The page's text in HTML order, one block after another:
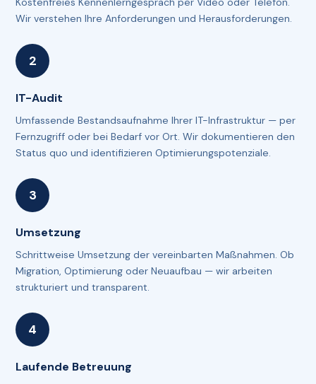
Wir verstehen Ihre Anforderungen und Herausforderungen.
IT-Audit
Umfassende Bestandsaufnahme Ihrer IT-Infrastruktur — per
Fernzugriff oder bei Bedarf vor Ort. Wir dokumentieren den
Status quo und identifizieren Optimierungspotenziale.
Umsetzung
Schrittweise Umsetzung der vereinbarten Maßnahmen. Ob
Migration, Optimierung oder Neuaufbau — wir arbeiten
strukturiert und transparent.
Laufende Betreuung